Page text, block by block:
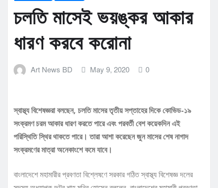
চলতি মাসেই ভয়ঙ্কর আকার
ধারণ করবে করোনা
Art News BD May 9, 2020 0
স্বাস্থ্য বিশেষজ্ঞরা বলছেন, চলতি মাসের তৃতীয় সপ্তাহের দিকে কোভিড-১৯
সংক্রমণ চরম আকার ধারণ করতে পারে এবং পরবর্তী বেশ কয়েকদিন এই
পরিস্থিতি স্থির থাকতে পারে। তারা আশা করেছেন জুন মাসের শেষ নাগাদ
সংক্রমণের মাত্রা অনেকাংশে কমে যাবে।
বাংলাদেশে মহামারীর প্রবণতা বিশ্লেষণে সরকার গঠিত স্বাস্থ্য বিশেষজ্ঞ দলের